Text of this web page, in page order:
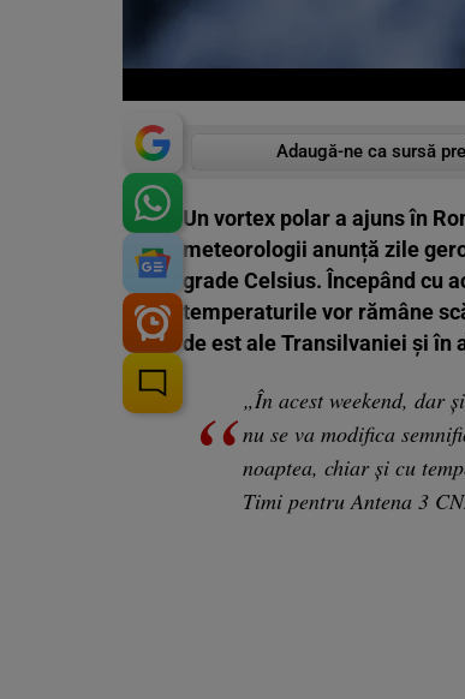
Adaugă-ne ca sursă
Un vortex polar a ajuns în
meteorologii anunță zile
grade Celsius. Începând cu
temperaturile vor rămâne
de est ale Transilvaniei și în
„În acest weekend, dar
nu se va modifica
noaptea, chiar și cu
Timi pentru Antena 3